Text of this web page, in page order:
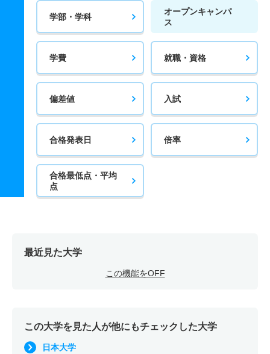
学部・学科
オープンキャンパ
ス
学費 就職・資格
偏差値 入試
合格発表日 倍率
合格最低点・平均
点
最近見た大学
この機能をOFF
この大学を見た人が他にもチェックした大学
日本大学